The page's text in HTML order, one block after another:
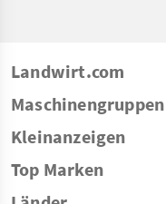
Landwirt.com
Maschinengruppen
Kleinanzeigen
Top Marken